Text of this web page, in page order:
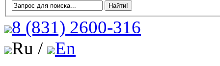
8 (831) 2600-316
Ru /
En